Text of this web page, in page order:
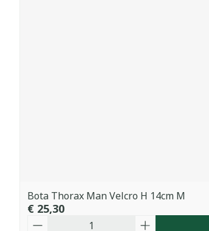
Bota Thorax Man Velcro H 14cm M
€ 25,30